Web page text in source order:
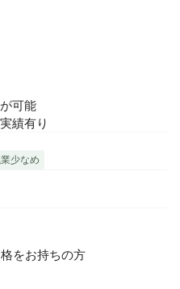
可能
績有り
少なめ
をお持ちの方